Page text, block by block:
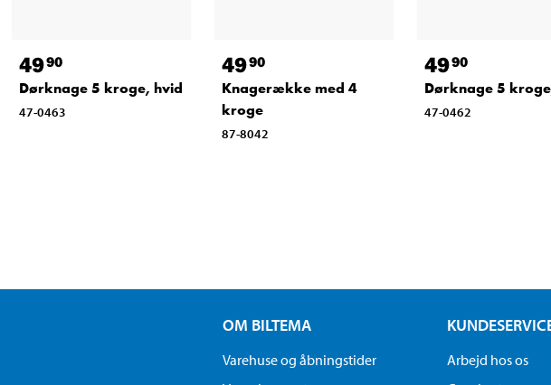
4990
Dørknage 5 kroge, hvid
47-0463
4990
Knagerække med 4
kroge
87-8042
4990
Dørknage 5
47-0462
OM BILTEMA
Varehuse og åbningstider
Arbejd hos os